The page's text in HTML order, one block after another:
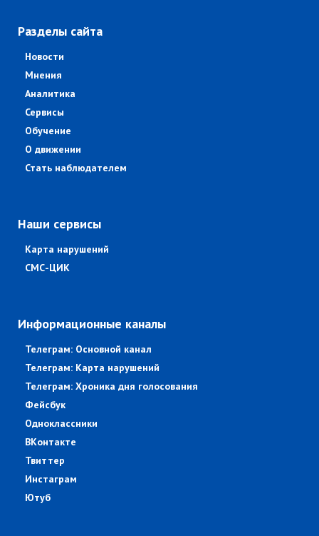
Разделы сайта
Новости
Мнения
Аналитика
Сервисы
Обучение
О движении
Стать наблюдателем
Наши сервисы
Карта нарушений
СМС-ЦИК
Информационные каналы
Телеграм: Основной канал
Телеграм: Карта нарушений
Телеграм: Хроника дня голосования
Фейсбук
Одноклассники
ВКонтакте
Твиттер
Инстаграм
Ютуб